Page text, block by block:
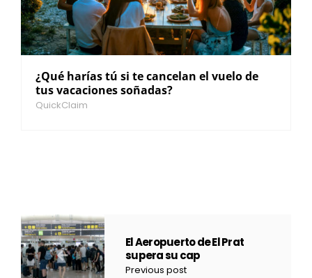
¿Qué harías tú si te cancelan el vuelo de
tus vacaciones soñadas?
QuickClaim
El Aeropuerto de El Prat
supera su cap
Previous post